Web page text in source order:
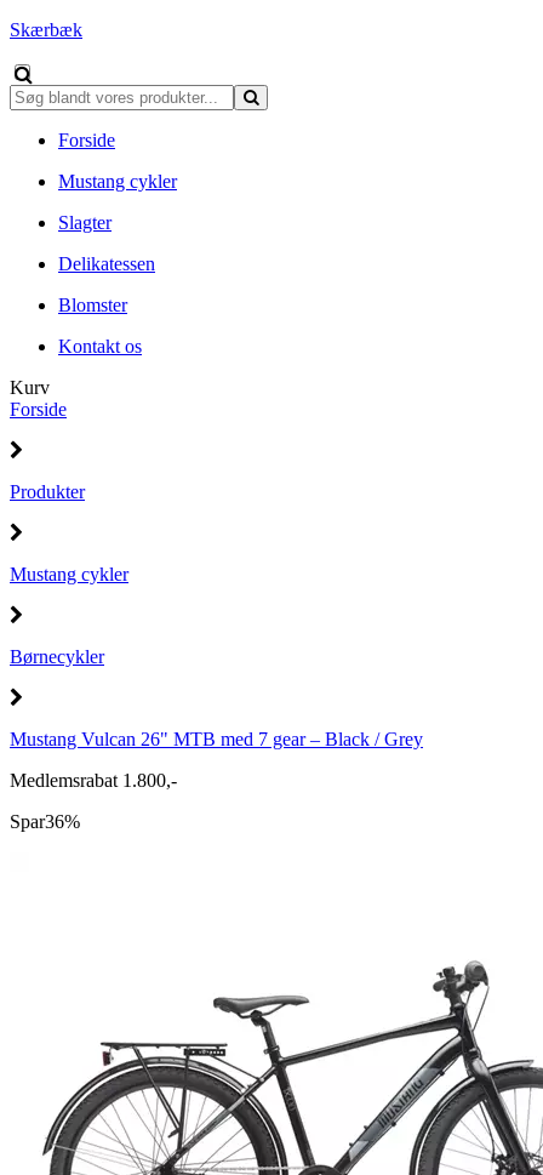
Skærbæk
Forside
Mustang cykler
Slagter
Delikatessen
Blomster
Kontakt os
Kurv
Forside
Produkter
Mustang cykler
Børnecykler
Mustang Vulcan 26" MTB med 7 gear – Black / Grey
Medlemsrabat 1.800,-
Spar36%